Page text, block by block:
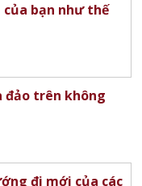
bạn như thế
đảo trên không
đi mới của các